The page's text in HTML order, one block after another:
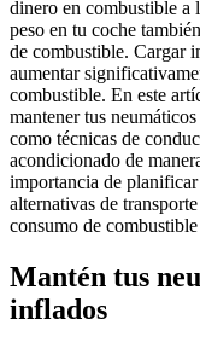
dinero en combustible a
peso en tu coche
de combustible. Cargar
aumentar
combustible. En este
mantener tus
como técnicas de
acondicionado de
importancia de
alternativas de
consumo de
Mantén tus
inflados